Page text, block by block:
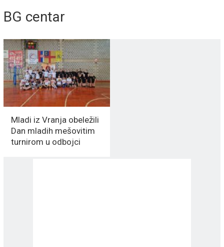
BG centar
Mladi iz Vranja obeležili
Dan mladih mešovitim
turnirom u odbojci